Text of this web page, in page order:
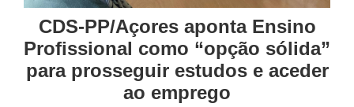
CDS-PP/Açores aponta Ensino
Profissional como “opção sólida”
para prosseguir estudos e aceder
ao emprego